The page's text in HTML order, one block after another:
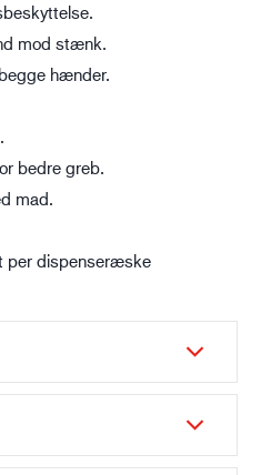
mod stænk.
hænder.
bedre greb.
mad.
per dispenseræske